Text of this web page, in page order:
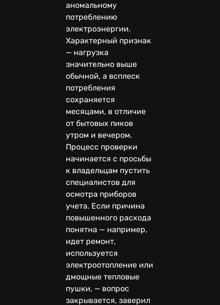
аномальному
потреблению
электроэнергии.
Характерный признак
— нагрузка
значительно выше
обычной, а всплеск
потребления
сохраняется
месяцами, в отличие
от бытовых пиков
утром и вечером.
Процесс проверки
начинается с просьбы
к владельцам пустить
специалистов для
осмотра приборов
учета. Если причина
повышенного расхода
понятна — например,
идет ремонт,
используется
электроотопление или
дмощные тепловые
пушки, — вопрос
закрывается, заверил